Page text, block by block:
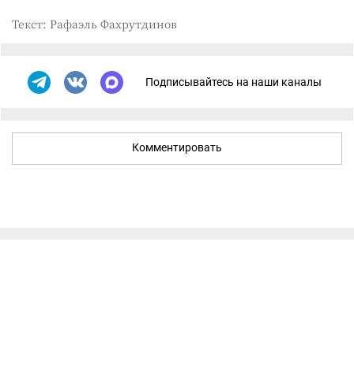
Текст: Рафаэль Фахрутдинов
Подписывайтесь на наши каналы
Комментировать